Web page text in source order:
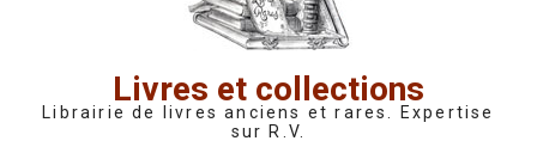
Livres et collections
Librairie de livres anciens et rares. Expertise
sur R.V.